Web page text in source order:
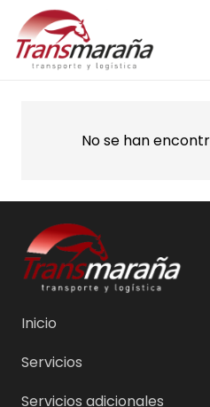
No se han
Inicio
Servicios
Servicios adicionales